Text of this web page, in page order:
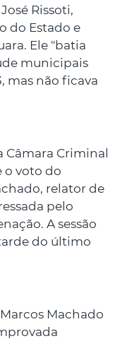
Rissoti,
do Estado e
Ele "batia
municipais
mas não ficava
Câmara Criminal
o voto do
relator de
pelo
A sessão
do último
Machado